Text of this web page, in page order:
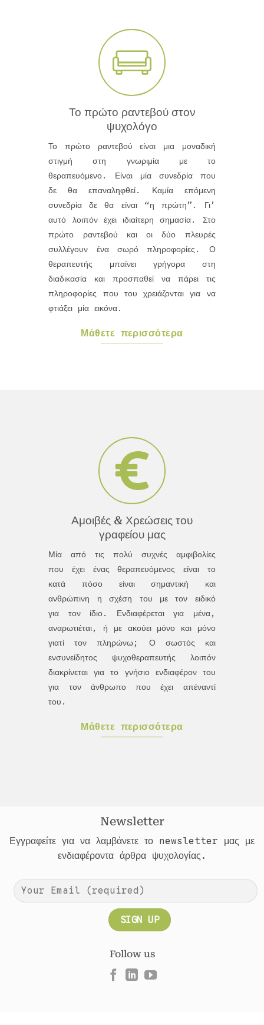
Το πρώτο ραντεβού στον
ψυχολόγο
Το πρώτο ραντεβού είναι μια μοναδική
στιγμή στη γνωριμία με το
θεραπευόμενο. Είναι μία συνεδρία που
δε θα επαναληφθεί. Καμία επόμενη
συνεδρία δε θα είναι “η πρώτη”. Γι’
αυτό λοιπόν έχει ιδιαίτερη σημασία. Στο
πρώτο ραντεβού και οι δύο πλευρές
συλλέγουν ένα σωρό πληροφορίες. Ο
θεραπευτής μπαίνει γρήγορα στη
διαδικασία και προσπαθεί να πάρει τις
πληροφορίες που του χρειάζονται για να
φτιάξει μία εικόνα.
Μάθετε περισσότερα
Αμοιβές & Χρεώσεις του
γραφείου μας
Μία από τις πολύ συχνές αμφιβολίες
που έχει ένας θεραπευόμενος είναι το
κατά πόσο είναι σημαντική και
ανθρώπινη η σχέση του με τον ειδικό
για τον ίδιο. Ενδιαφέρεται για μένα,
αναρωτιέται, ή με ακούει μόνο και μόνο
γιατί τον πληρώνω; Ο σωστός και
ενσυνείδητος ψυχοθεραπευτής λοιπόν
διακρίνεται για το γνήσιο ενδιαφέρον του
για τον άνθρωπο που έχει απέναντί
του.
Μάθετε περισσότερα
Newsletter
Εγγραφείτε για να λαμβάνετε το newsletter μας με
ενδιαφέροντα άρθρα ψυχολογίας.
Follow us